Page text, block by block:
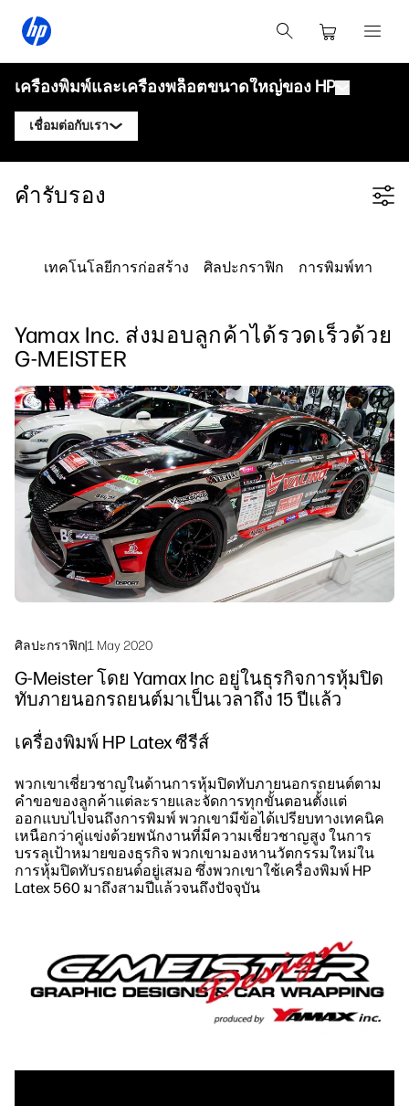
เครื่องพิมพ์และเครื่องพล็อตขนาดใหญ่ของ HP
เชื่อมต่อกับเรา
ติดต่อผู้เชี่ยวชาญ HP DesignJet
ติดต่อผู้เชี่ยวชาญ HP Latex
ติดต่อผู้เชี่ยวชาญ PrintOS
ติดตามเรา
linkedInfacebook
twitteryoutube
เครื่องพิมพ์ HP Stitch
HP PrintOS Production Hub
ความปลอดภัย
ทรัพยากร
บล็อก
คำรับรอง
โซลูชันเวิร์กโฟลว์
ความยั่งยืน
คำรับรอง
Filter category
เทคโนโลยีการก่อสร้าง ศิลปะกราฟิก การพิมพ์ทางเท
Yamax Inc. ส่งมอบลูกค้าได้รวดเร็วด้วย
G-MEISTER
ศิลปะกราฟิก|1 May 2020
G‐Meister โดย Yamax Inc อยู่ในธุรกิจการหุ้มปิด
ทับภายนอกรถยนต์มาเป็นเวลาถึง 15 ปีแล้ว
เครื่องพิมพ์ HP Latex ซีรีส์
พวกเขาเชี่ยวชาญในด้านการหุ้มปิดทับภายนอกรถยนต์ตาม
คำขอของลูกค้าแต่ละรายและจัดการทุกขั้นตอนตั้งแต่
ออกแบบไปจนถึงการพิมพ์ พวกเขามีข้อได้เปรียบทางเทคนิค
เหนือกว่าคู่แข่งด้วยพนักงานที่มีความเชี่ยวชาญสูง ในการ
บรรลุเป้าหมายของธุรกิจ พวกเขามองหานวัตกรรมใหม่ใน
การหุ้มปิดทับรถยนต์อยู่เสมอ ซึ่งพวกเขาใช้เครื่องพิมพ์ HP
Latex 560 มาถึงสามปีแล้วจนถึงปัจจุบัน